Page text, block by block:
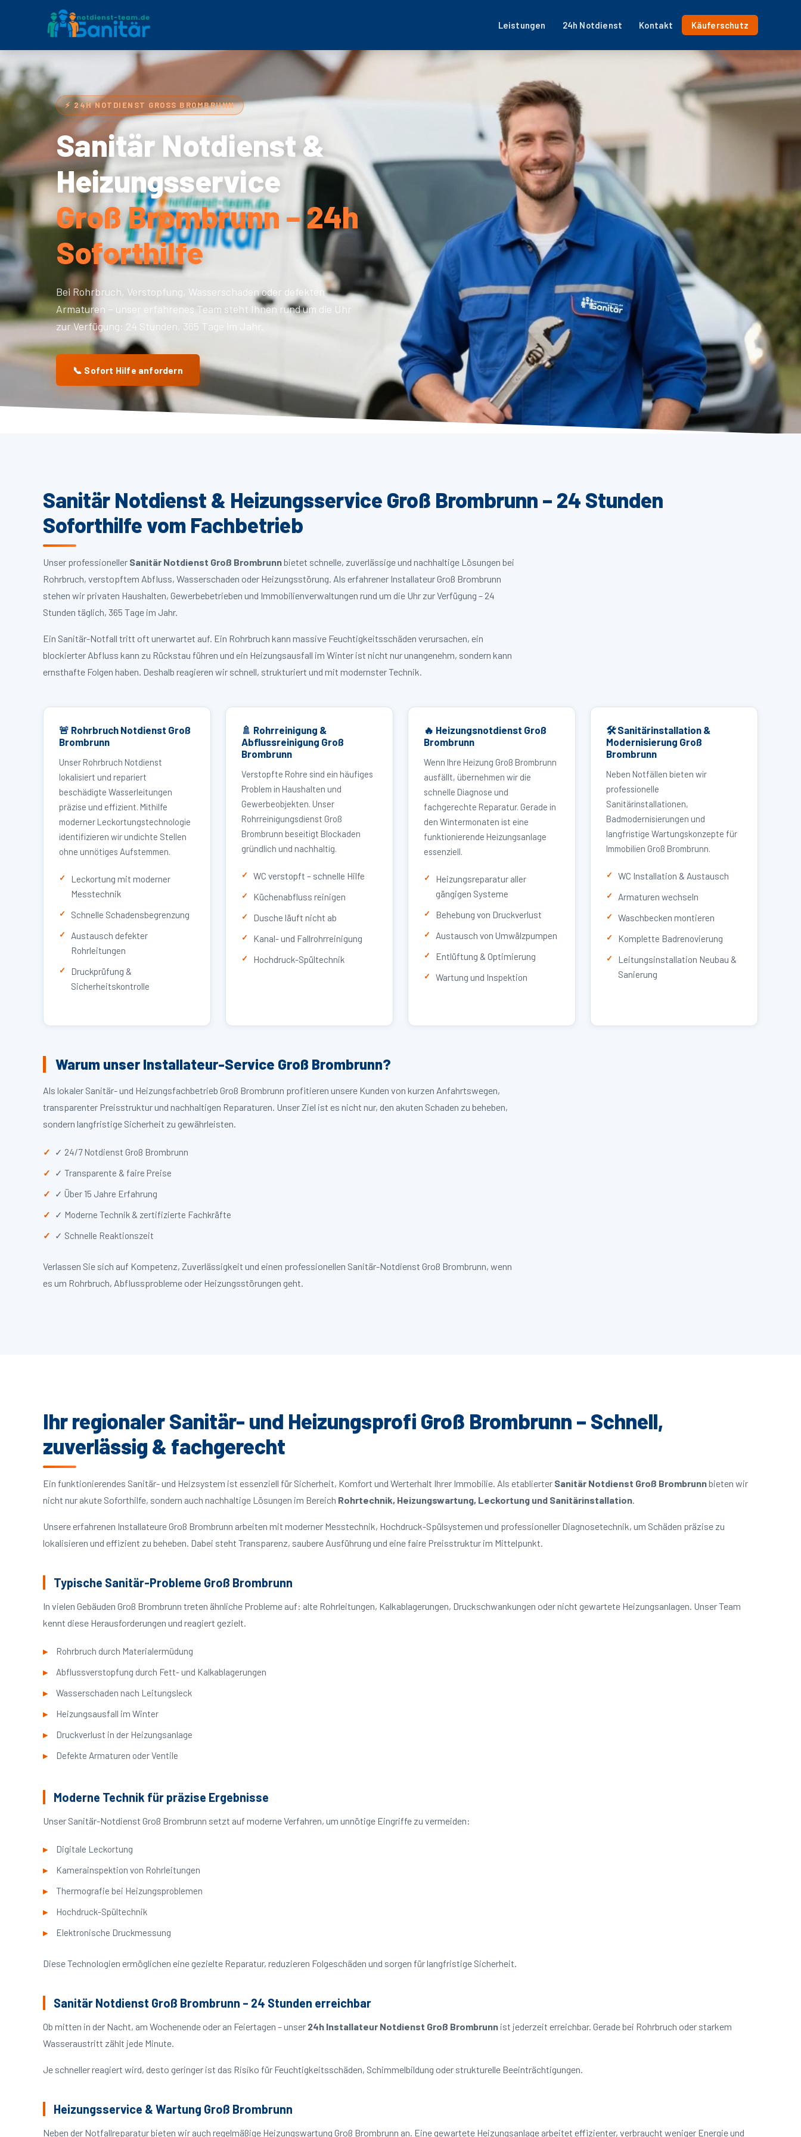
Leistungen 24h Notdienst Kontakt Käuferschutz
⚡ 24H NOTDIENST GROSS BROMBRUNN
Sanitär Notdienst &
Heizungsservice
Groß Brombrunn – 24h
Soforthilfe
Bei Rohrbruch, Verstopfung, Wasserschaden oder defekten
Armaturen – unser erfahrenes Team steht Ihnen rund um die Uhr
zur Verfügung: 24 Stunden, 365 Tage im Jahr.
📞 Sofort Hilfe anfordern
Sanitär Notdienst & Heizungsservice Groß Brombrunn – 24 Stunden
Soforthilfe vom Fachbetrieb
Unser professioneller Sanitär Notdienst Groß Brombrunnbietet schnelle, zuverlässige und nachhaltige Lösungen bei
Rohrbruch, verstopftem Abfluss, Wasserschaden oder Heizungsstörung. Als erfahrener Installateur Groß Brombrunn
stehen wir privaten Haushalten, Gewerbebetrieben und Immobilienverwaltungen rund um die Uhr zur Verfügung – 24
Stunden täglich, 365 Tage im Jahr.
Ein Sanitär-Notfall tritt oft unerwartet auf. Ein Rohrbruch kann massive Feuchtigkeitsschäden verursachen, ein
blockierter Abfluss kann zu Rückstau führen und ein Heizungsausfall im Winter ist nicht nur unangenehm, sondern kann
ernsthafte Folgen haben. Deshalb reagieren wir schnell, strukturiert und mit modernster Technik.
🚨 Rohrbruch Notdienst Groß
Brombrunn
Unser Rohrbruch Notdienst
lokalisiert und repariert
beschädigte Wasserleitungen
präzise und effizient. Mithilfe
moderner Leckortungstechnologie
identifizieren wir undichte Stellen
ohne unnötiges Aufstemmen.
Leckortung mit moderner
Messtechnik
Schnelle Schadensbegrenzung
Austausch defekter
Rohrleitungen
Druckprüfung &
Sicherheitskontrolle
🚿 Rohrreinigung &
Abflussreinigung Groß
Brombrunn
Verstopfte Rohre sind ein häufiges
Problem in Haushalten und
Gewerbeobjekten. Unser
Rohrreinigungsdienst Groß
Brombrunn beseitigt Blockaden
gründlich und nachhaltig.
WC verstopft – schnelle Hilfe
Küchenabfluss reinigen
Dusche läuft nicht ab
Kanal- und Fallrohrreinigung
Hochdruck-Spültechnik
🔥 Heizungsnotdienst Groß
Brombrunn
Wenn Ihre Heizung Groß Brombrunn
ausfällt, übernehmen wir die
schnelle Diagnose und
fachgerechte Reparatur. Gerade in
den Wintermonaten ist eine
funktionierende Heizungsanlage
essenziell.
Heizungsreparatur aller
gängigen Systeme
Behebung von Druckverlust
Austausch von Umwälzpumpen
Entlüftung & Optimierung
Wartung und Inspektion
🛠 Sanitärinstallation &
Modernisierung Groß
Brombrunn
Neben Notfällen bieten wir
professionelle
Sanitärinstallationen,
Badmodernisierungen und
langfristige Wartungskonzepte für
Immobilien Groß Brombrunn.
WC Installation & Austausch
Armaturen wechseln
Waschbecken montieren
Komplette Badrenovierung
Leitungsinstallation Neubau &
Sanierung
Warum unser Installateur-Service Groß Brombrunn?
Als lokaler Sanitär- und Heizungsfachbetrieb Groß Brombrunn profitieren unsere Kunden von kurzen Anfahrtswegen,
transparenter Preisstruktur und nachhaltigen Reparaturen. Unser Ziel ist es nicht nur, den akuten Schaden zu beheben,
sondern langfristige Sicherheit zu gewährleisten.
✓ 24/7 Notdienst Groß Brombrunn
✓ Transparente & faire Preise
✓ Über 15 Jahre Erfahrung
✓ Moderne Technik & zertifizierte Fachkräfte
✓ Schnelle Reaktionszeit
Verlassen Sie sich auf Kompetenz, Zuverlässigkeit und einen professionellen Sanitär-Notdienst Groß Brombrunn, wenn
es um Rohrbruch, Abflussprobleme oder Heizungsstörungen geht.
Ihr regionaler Sanitär- und Heizungsprofi Groß Brombrunn – Schnell,
zuverlässig & fachgerecht
Ein funktionierendes Sanitär- und Heizsystem ist essenziell für Sicherheit, Komfort und Werterhalt Ihrer Immobilie. Als etablierter Sanitär Notdienst Groß Brombrunnbieten wir
nicht nur akute Soforthilfe, sondern auch nachhaltige Lösungen im Bereich Rohrtechnik, Heizungswartung, Leckortung und Sanitärinstallation.
Unsere erfahrenen Installateure Groß Brombrunn arbeiten mit moderner Messtechnik, Hochdruck-Spülsystemen und professioneller Diagnosetechnik, um Schäden präzise zu
lokalisieren und effizient zu beheben. Dabei steht Transparenz, saubere Ausführung und eine faire Preisstruktur im Mittelpunkt.
Typische Sanitär-Probleme Groß Brombrunn
In vielen Gebäuden Groß Brombrunn treten ähnliche Probleme auf: alte Rohrleitungen, Kalkablagerungen, Druckschwankungen oder nicht gewartete Heizungsanlagen. Unser Team
kennt diese Herausforderungen und reagiert gezielt.
Rohrbruch durch Materialermüdung
Abflussverstopfung durch Fett- und Kalkablagerungen
Wasserschaden nach Leitungsleck
Heizungsausfall im Winter
Druckverlust in der Heizungsanlage
Defekte Armaturen oder Ventile
Moderne Technik für präzise Ergebnisse
Unser Sanitär-Notdienst Groß Brombrunn setzt auf moderne Verfahren, um unnötige Eingriffe zu vermeiden:
Digitale Leckortung
Kamerainspektion von Rohrleitungen
Thermografie bei Heizungsproblemen
Hochdruck-Spültechnik
Elektronische Druckmessung
Diese Technologien ermöglichen eine gezielte Reparatur, reduzieren Folgeschäden und sorgen für langfristige Sicherheit.
Sanitär Notdienst Groß Brombrunn – 24 Stunden erreichbar
Ob mitten in der Nacht, am Wochenende oder an Feiertagen – unser 24h Installateur Notdienst Groß Brombrunn ist jederzeit erreichbar. Gerade bei Rohrbruch oder starkem
Wasseraustritt zählt jede Minute.
Je schneller reagiert wird, desto geringer ist das Risiko für Feuchtigkeitsschäden, Schimmelbildung oder strukturelle Beeinträchtigungen.
Heizungsservice & Wartung Groß Brombrunn
Neben der Notfallreparatur bieten wir auch regelmäßige Heizungswartung Groß Brombrunn an. Eine gewartete Heizungsanlage arbeitet effizienter, verbraucht weniger Energie und